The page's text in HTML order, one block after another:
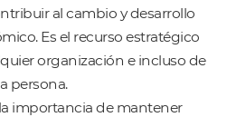
al cambio y desarrollo
Es el recurso estratégico
organización e incluso de
persona.
importancia de mantener